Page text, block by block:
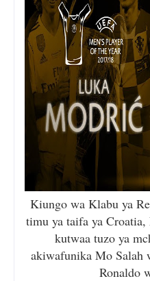
Kiungo wa Klabu ya
timu ya taifa ya
kutwaa tuzo ya
akiwafunika Mo Salah
Ronaldo